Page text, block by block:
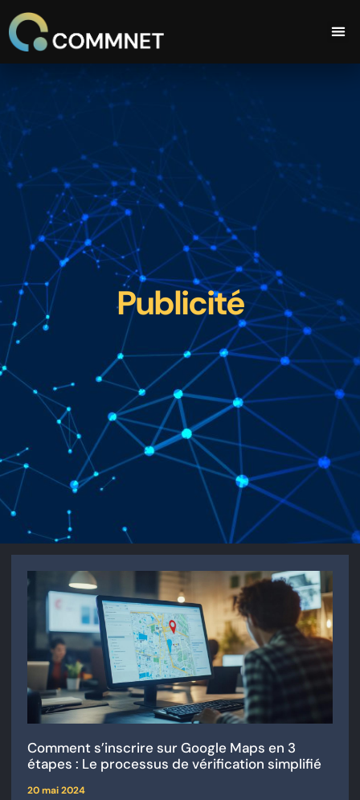
Publicité
Comment s’inscrire sur Google Maps en 3
étapes : Le processus de vérification simplifié
20 mai 2024